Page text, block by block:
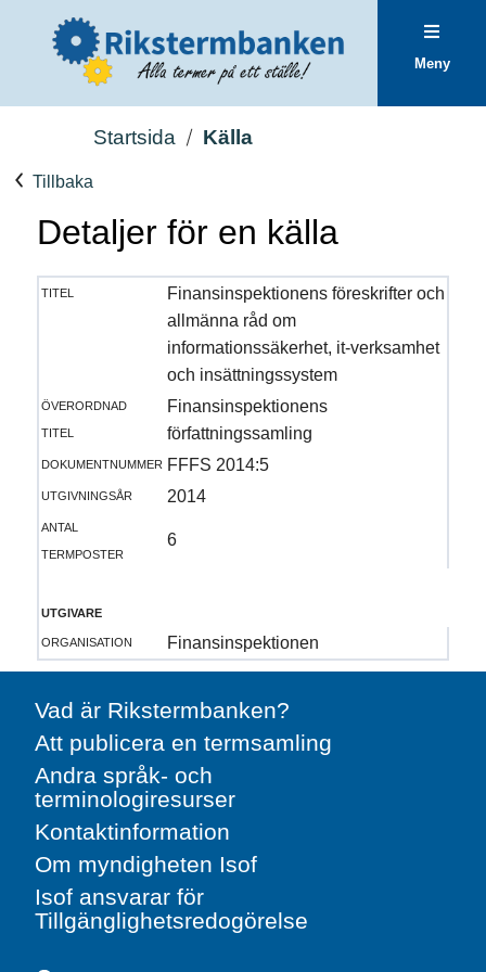
Meny
Startsida Källa
Tillbaka
Detaljer för en källa
titel
Finansinspektionens föreskrifter och
allmänna råd om
informationssäkerhet, it-verksamhet
och insättningssystem
överordnad
titel
Finansinspektionens
författningssamling
dokumentnummer FFFS 2014:5
utgivningsår
2014
antal
termposter
6
utgivare
organisation
Finansinspektionen
Vad är Rikstermbanken?
Att publicera en termsamling
Andra språk- och
terminologiresurser
Kontaktinformation
Om myndigheten Isof
Isof ansvarar för
Tillgänglighetsredogörelse